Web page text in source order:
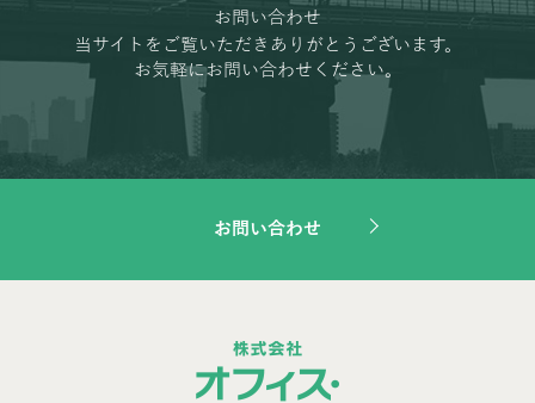
お問い合わせ
当サイトをご覧いただきありがとうございます。
お気軽にお問い合わせください。
お問い合わせ